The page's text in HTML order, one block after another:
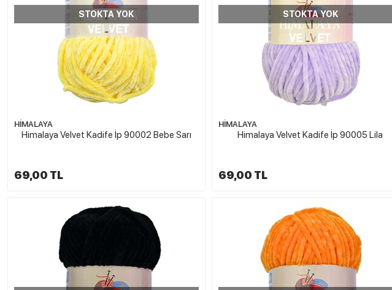
STOKTA YOK
HİMALAYA
Himalaya Velvet Kadife İp 90002 Bebe Sarı
69,00 TL
STOKTA YOK
HİMALAYA
Himalaya Velvet Kadife İp 90005 Lila
69,00 TL